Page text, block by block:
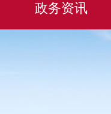
政务资讯